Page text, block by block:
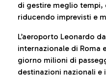
di gestire meglio
riducendo imprevisti e
L’aeroporto Leonardo
internazionale di Roma
giorno milioni di
destinazioni nazionali e